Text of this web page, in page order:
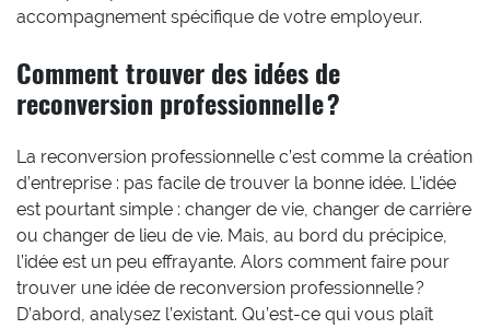
accompagnement spécifique de votre employeur.
Comment trouver des idées de
reconversion professionnelle ?
La reconversion professionnelle c’est comme la création
d’entreprise : pas facile de trouver la bonne idée. L’idée
est pourtant simple : changer de vie, changer de carrière
ou changer de lieu de vie. Mais, au bord du précipice,
l’idée est un peu effrayante. Alors comment faire pour
trouver une idée de reconversion professionnelle ?
D’abord, analysez l’existant. Qu’est-ce qui vous plaît